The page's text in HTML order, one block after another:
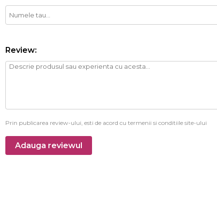
Review:
Prin publicarea review-ului, esti de acord cu termenii si conditiile site-ului
Adauga reviewul